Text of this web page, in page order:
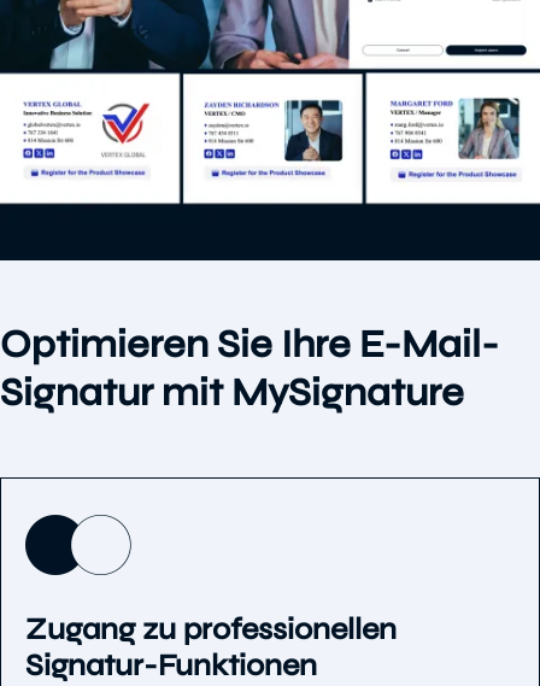
Optimieren Sie Ihre E-Mail-
Signatur mit MySignature
Zugang zu professionellen
Signatur-Funktionen